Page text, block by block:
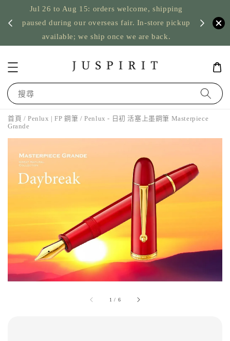
Jul 26 to Aug 15: orders welcome, shipping
paused during our overseas fair. In-store pickup
available; we ship once we are back.
US
搜尋
首頁 /Penlux | FP 鋼筆 / Penlux - 日初 活塞上墨鋼筆 Masterpiece
Grande
1 / 6